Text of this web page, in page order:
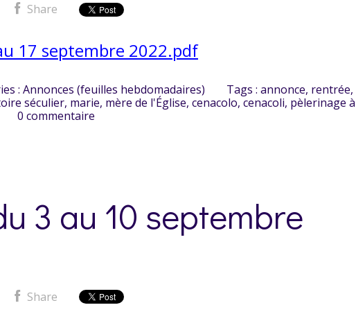
Share
17 septembre 2022.pdf
:Annonces (feuilles hebdomadaires) Tags :annonce, rentrée,
séculier, marie, mère de l'Église, cenacolo, cenacoli, pèlerinage à
0 commentaire
3 au 10 septembre
Share